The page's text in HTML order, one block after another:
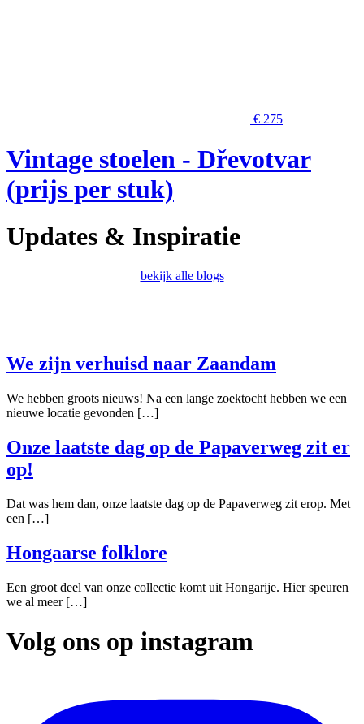
€ 275
Vintage stoelen - Dřevotvar
(prijs per stuk)
Updates & Inspiratie
bekijk alle blogs
We zijn verhuisd naar Zaandam
We hebben groots nieuws! Na een lange zoektocht hebben we een
nieuwe locatie gevonden […]
Onze laatste dag op de Papaverweg zit er
op!
Dat was hem dan, onze laatste dag op de Papaverweg zit erop. Met
een […]
Hongaarse folklore
Een groot deel van onze collectie komt uit Hongarije. Hier speuren
we al meer […]
Volg ons op instagram